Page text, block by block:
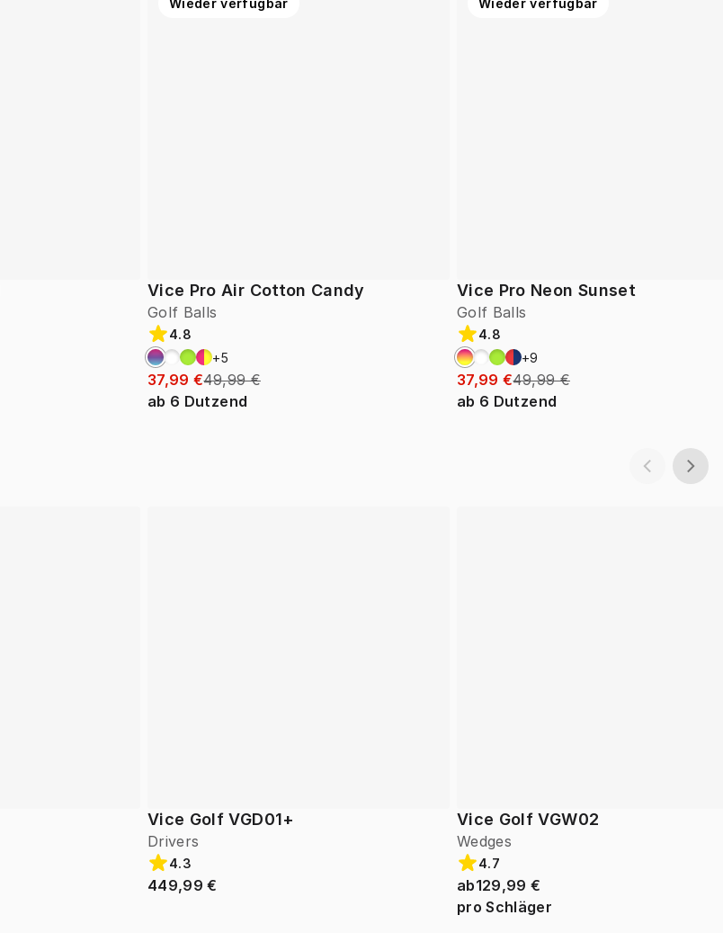
Vice Pro Air Cotton Candy
Golf Balls
Wieder verfügbar
4.8
+5
37,99 €49,99 €
ab 6 Dutzend
Vice Pro Neon Sunset
Golf Balls
Wieder verfügbar
4.8
+9
37,99 €49,99 €
ab 6 Dutzend
Vice Golf VGD01+
Drivers
4.3
449,99 €
Vice Golf VGW02
Wedges
4.7
ab129,99 €
pro Schläger